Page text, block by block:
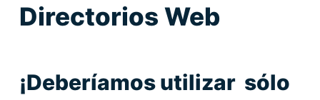
Directorios Web
¡Deberíamos utilizar sólo